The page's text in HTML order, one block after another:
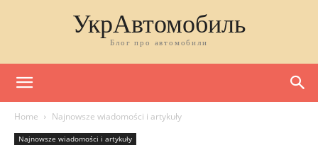
УкрАвтомобиль
Блог про автомобили
Home Najnowsze wiadomości i artykuły
Najnowsze wiadomości i artykuły